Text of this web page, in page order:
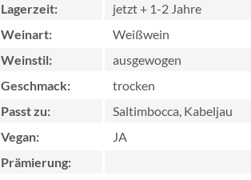
Lagerzeit:
jetzt + 1-2 Jahre
Weinart:
Weißwein
Weinstil:
ausgewogen
Geschmack:
trocken
Passt zu:
Saltimbocca, Kabeljau
Vegan:
JA
Prämierung: